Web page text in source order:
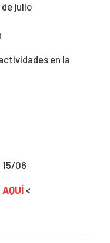
de julio
en la
06
AQUÍ <